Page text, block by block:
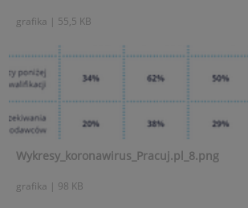
grafika | 55,5 KB
Wykresy_koronawirus_Pracuj.pl_8.png
grafika | 98 KB